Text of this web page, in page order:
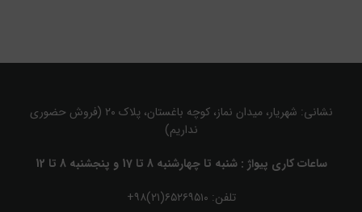
نشانی: شهریار، میدان نماز، کوچه باغستان، پلاک ۲۰ (فروش حضوری
نداریم)
ساعات کاری پیواژ : شنبه تا چهارشنبه 8 تا 17 و پنجشنبه 8 تا 12
تلفن: ۶۵۲۶۹۵۱۰(۲۱)۹۸+